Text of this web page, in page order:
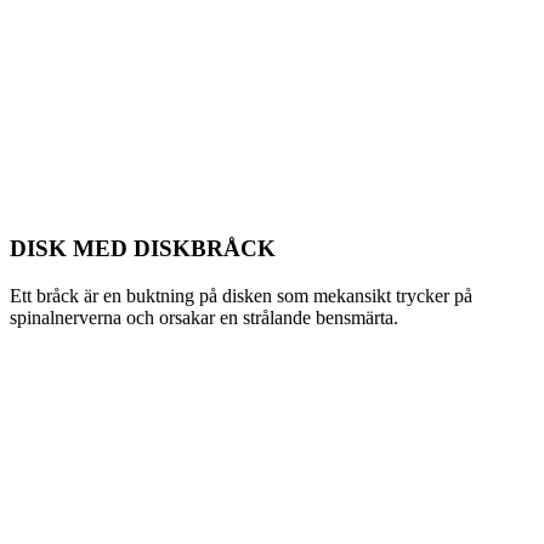
DISK MED DISKBRÅCK
Ett bråck är en buktning på disken som mekansikt trycker på
spinalnerverna och orsakar en strålande bensmärta.